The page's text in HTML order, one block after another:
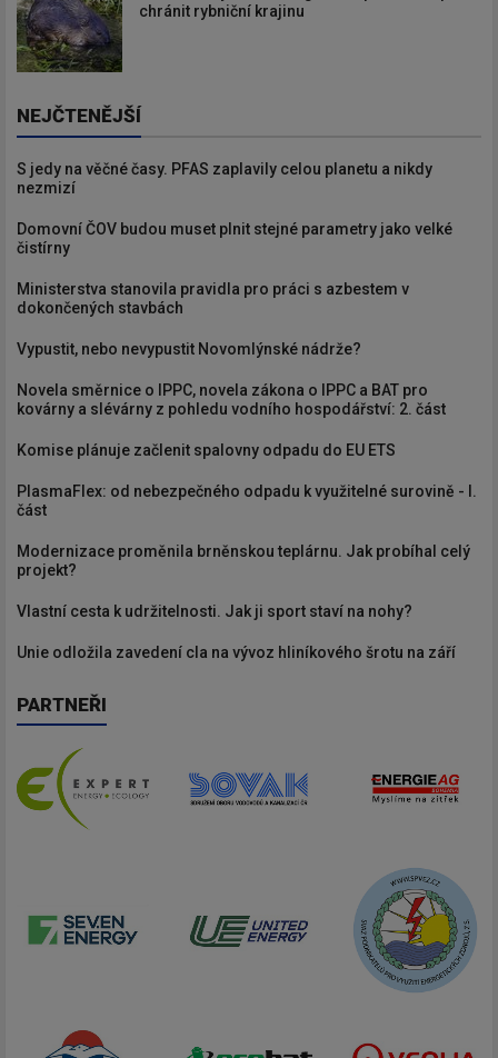
chránit rybniční krajinu
NEJČTENĚJŠÍ
S jedy na věčné časy. PFAS zaplavily celou planetu a nikdy
nezmizí
Domovní ČOV budou muset plnit stejné parametry jako velké
čistírny
Ministerstva stanovila pravidla pro práci s azbestem v
dokončených stavbách
Vypustit, nebo nevypustit Novomlýnské nádrže?
Novela směrnice o IPPC, novela zákona o IPPC a BAT pro
kovárny a slévárny z pohledu vodního hospodářství: 2. část
Komise plánuje začlenit spalovny odpadu do EU ETS
PlasmaFlex: od nebezpečného odpadu k využitelné surovině - I.
část
Modernizace proměnila brněnskou teplárnu. Jak probíhal celý
projekt?
Vlastní cesta k udržitelnosti. Jak ji sport staví na nohy?
Unie odložila zavedení cla na vývoz hliníkového šrotu na září
PARTNEŘI